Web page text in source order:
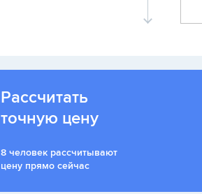
Рассчитать
точную цену
8 человек рассчитывают
цену прямо сейчас